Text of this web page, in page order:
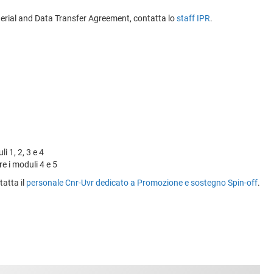
and Data Transfer Agreement, contatta lostaff IPR.
1, 2, 3 e 4
i moduli 4 e 5
il personale Cnr-Uvr dedicato a Promozione e sostegno Spin-off.